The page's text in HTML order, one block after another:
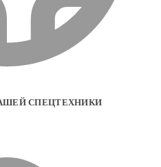
СПЕЦТЕХНИКИ